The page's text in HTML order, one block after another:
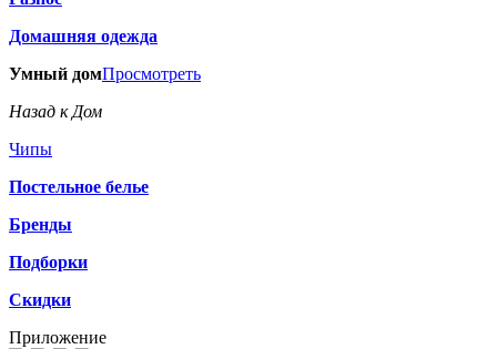
Домашняя одежда
Умный домПросмотреть
Назад к Дом
Чипы
Постельное белье
Бренды
Подборки
Скидки
Приложение